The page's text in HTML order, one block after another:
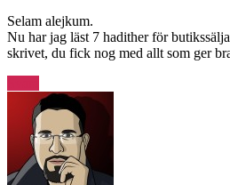
Selam alejkum.
Nu har jag läst 7 hadither för
skrivet, du fick nog med allt som ger